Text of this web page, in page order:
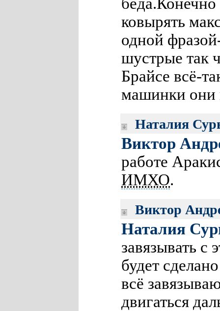
ковырять
одной
шустрые так
Брайсе всё-
машинки они
Наталия
Виктор
работе
ИМХО.
Виктор
Наталия
завязывать с
будет
всё
двигаться